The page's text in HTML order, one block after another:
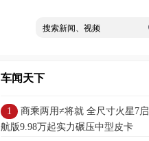
车闻天下
商乘两用≠将就 全尺寸火星7启
航版9.98万起实力碾压中型皮卡